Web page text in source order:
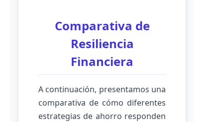
Comparativa de
Resiliencia
Financiera
A continuación, presentamos una
comparativa de cómo diferentes
estrategias de ahorro responden